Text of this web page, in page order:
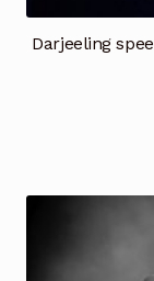
Darjeeling